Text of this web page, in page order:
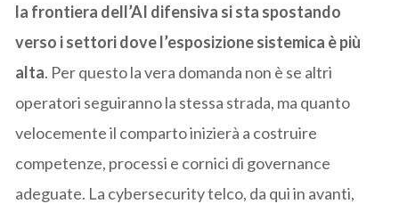
la frontiera dell’AI difensiva si sta spostando
verso i settori dove l’esposizione sistemica è più
alta. Per questo la vera domanda non è se altri
operatori seguiranno la stessa strada, ma quanto
velocemente il comparto inizierà a costruire
competenze, processi e cornici di governance
adeguate. La cybersecurity telco, da qui in avanti,